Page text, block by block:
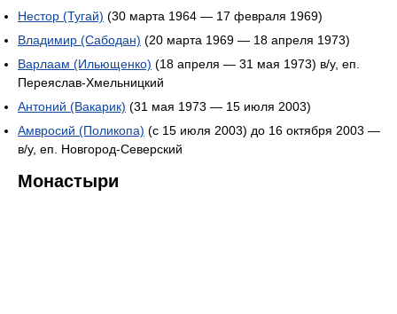
Нестор (Тугай) (30 марта 1964 — 17 февраля 1969)
Владимир (Сабодан) (20 марта 1969 — 18 апреля 1973)
Варлаам (Ильющенко) (18 апреля — 31 мая 1973) в/у, еп.
Переяслав-Хмельницкий
Антоний (Вакарик) (31 мая 1973 — 15 июля 2003)
Амвросий (Поликопа) (c 15 июля 2003) до 16 октября 2003 —
в/у, еп. Новгород-Северский
Монастыри